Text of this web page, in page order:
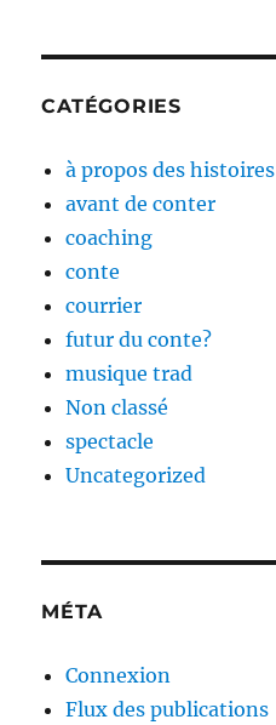
CATÉGORIES
à propos des histoires
avant de conter
coaching
conte
courrier
futur du conte?
musique trad
Non classé
spectacle
Uncategorized
MÉTA
Connexion
Flux des publications